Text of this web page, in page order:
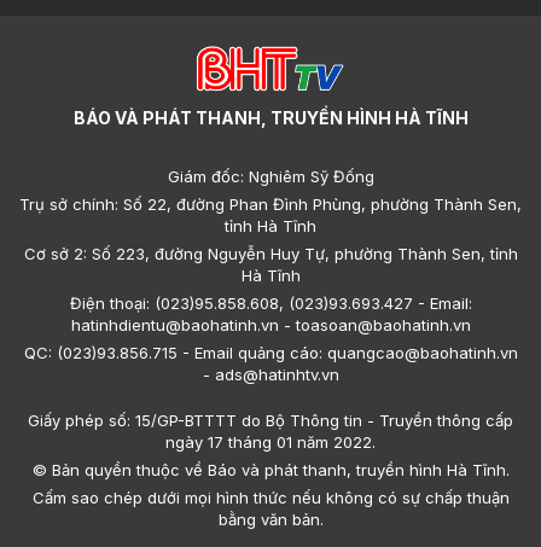
BÁO VÀ PHÁT THANH, TRUYỀN HÌNH HÀ TĨNH
Giám đốc: Nghiêm Sỹ Đống
Trụ sở chính: Số 22, đường Phan Đình Phùng, phường Thành Sen,
tỉnh Hà Tĩnh
Cơ sở 2: Số 223, đường Nguyễn Huy Tự, phường Thành Sen, tỉnh
Hà Tĩnh
Điện thoại: (023)95.858.608, (023)93.693.427 - Email:
hatinhdientu@baohatinh.vn - toasoan@baohatinh.vn
QC: (023)93.856.715 - Email quảng cáo: quangcao@baohatinh.vn
- ads@hatinhtv.vn
Giấy phép số: 15/GP-BTTTT do Bộ Thông tin - Truyền thông cấp
ngày 17 tháng 01 năm 2022.
© Bản quyền thuộc về Báo và phát thanh, truyền hình Hà Tĩnh.
Cấm sao chép dưới mọi hình thức nếu không có sự chấp thuận
bằng văn bản.